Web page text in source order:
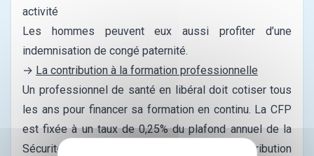
activité
Les hommes peuvent eux aussi profiter d’une
indemnisation de congé paternité.
→ La contribution à la formation professionnelle
Un professionnel de santé en libéral doit cotiser tous
les ans pour financer sa formation en continu. La CFP
est fixée à un taux de 0,25% du plafond annuel de la
Sécurité sociale soit 103€ en 2020. Cette contribution